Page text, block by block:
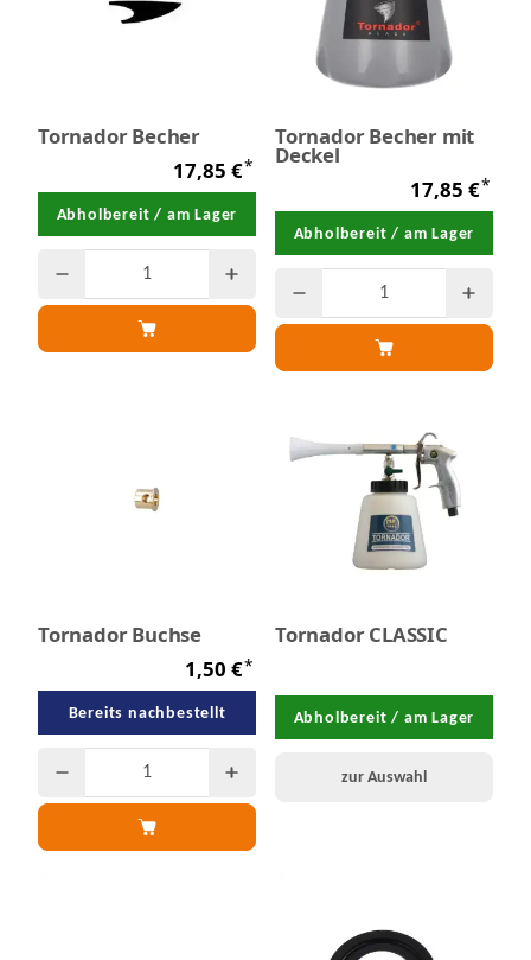
Tornador Becher
17,85 €*
Abholbereit / am Lager
Tornador Becher mit
Deckel
17,85 €*
Abholbereit / am Lager
Tornador Buchse
1,50 €*
Bereits nachbestellt
Tornador CLASSIC
Abholbereit / am Lager
zur Auswahl